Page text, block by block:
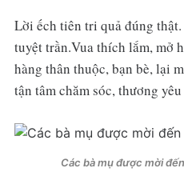
Lời ếch tiên tri quả đúng
tuyệt trần.Vua thích lắm, mở
hàng thân thuộc, bạn bè, lại
tận tâm chăm sóc, thương
Các bà mụ được mời